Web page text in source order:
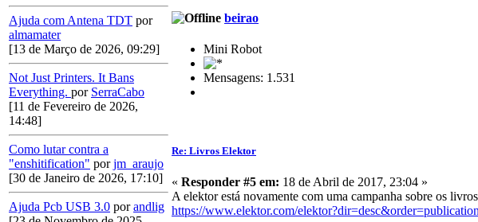
Ajuda com Antena TDT por
almamater
[13 de Março de 2026, 09:29]
Not Just Printers. It Bans
Everything. por SerraCabo
[11 de Fevereiro de 2026,
14:48]
Como lutar contra a
"enshitification" porjm_araujo
[30 de Janeiro de 2026, 17:10]
Ajuda Pcb USB 3.0 porandlig
beirao
Mini Robot
Mensagens: 1.531
Re: Livros Elektor
« Responder #5 em: 18 de Abril de 2017, 23:04 »
A elektor está novamente com uma campanha sobre os
https://www.elektor.com/